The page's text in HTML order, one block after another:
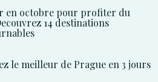
en octobre pour profiter du
14 destinations
le meilleur de Prague en 3 jours